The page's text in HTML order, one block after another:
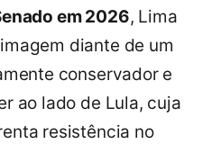
em 2026, Lima
diante de um
conservador e
ao lado de Lula, cuja
resistência no